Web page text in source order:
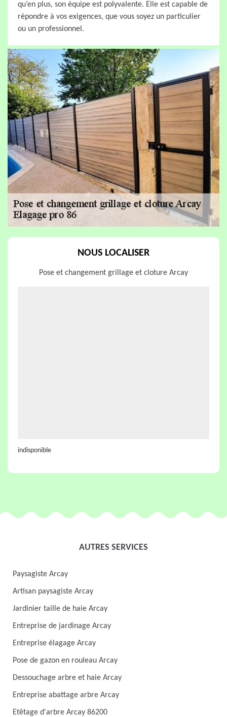
qu’en plus, son équipe est polyvalente. Elle est capable de
répondre à vos exigences, que vous soyez un particulier
ou un professionnel.
NOUS LOCALISER
Pose et changement grillage et cloture Arcay
indisponible
AUTRES SERVICES
Paysagiste Arcay
Artisan paysagiste Arcay
Jardinier taille de haie Arcay
Entreprise de jardinage Arcay
Entreprise élagage Arcay
Pose de gazon en rouleau Arcay
Dessouchage arbre et haie Arcay
Entreprise abattage arbre Arcay
Etêtage d'arbre Arcay 86200